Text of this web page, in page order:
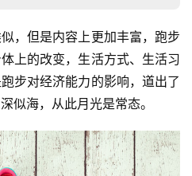
，但是内容上更加丰富，跑步
上的改变，生活方式、生活习
步对经济能力的影响，道出了
似海，从此月光是常态。